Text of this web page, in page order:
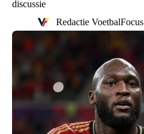
discussie
Redactie VoetbalFocus